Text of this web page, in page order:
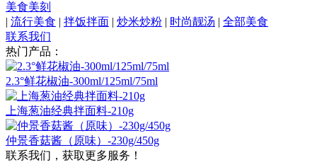
美食美刻
| 流行美食 | 拌饭拌面 | 炒米炒粉 | 时尚靓汤 | 全部美食
联系我们
热门产品：
2.3°鲜花椒油-300ml/125ml/75ml
上海葱油经典拌面料-210g
仲景香菇酱（原味）-230g/450g
联系我们，获取更多服务！